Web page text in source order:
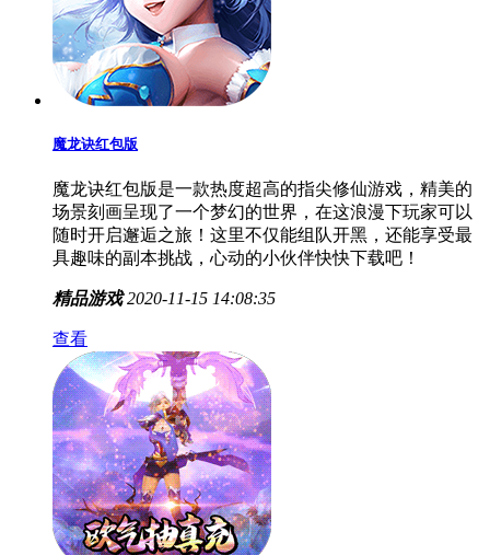
魔龙诀红包版
魔龙诀红包版是一款热度超高的指尖修仙游戏，精美的
场景刻画呈现了一个梦幻的世界，在这浪漫下玩家可以
随时开启邂逅之旅！这里不仅能组队开黑，还能享受最
具趣味的副本挑战，心动的小伙伴快快下载吧！
精品游戏 2020-11-15 14:08:35
查看